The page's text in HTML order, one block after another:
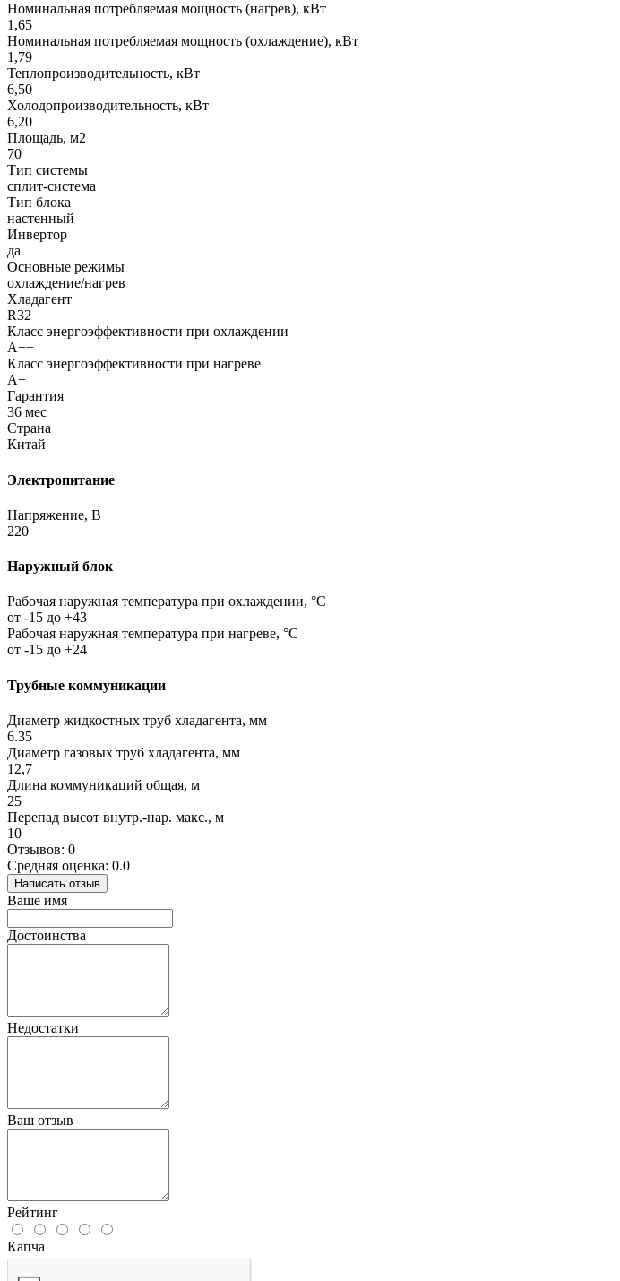
Номинальная потребляемая мощность (нагрев), кВт
1,65
Номинальная потребляемая мощность (охлаждение), кВт
1,79
Теплопроизводительность, кВт
6,50
Холодопроизводительность, кВт
6,20
Площадь, м2
70
Тип системы
сплит-система
Тип блока
настенный
Инвертор
да
Основные режимы
охлаждение/нагрев
Хладагент
R32
Класс энергоэффективности при охлаждении
A++
Класс энергоэффективности при нагреве
A+
Гарантия
36 мес
Страна
Китай
Электропитание
Напряжение, В
220
Наружный блок
Рабочая наружная температура при охлаждении, °C
от -15 до +43
Рабочая наружная температура при нагреве, °C
от -15 до +24
Трубные коммуникации
Диаметр жидкостных труб хладагента, мм
6.35
Диаметр газовых труб хладагента, мм
12,7
Длина коммуникаций общая, м
25
Перепад высот внутр.-нар. макс., м
10
Отзывов: 0
Средняя оценка: 0.0
Написать отзыв
Ваше имя
Достоинства
Недостатки
Ваш отзыв
Рейтинг
Капча